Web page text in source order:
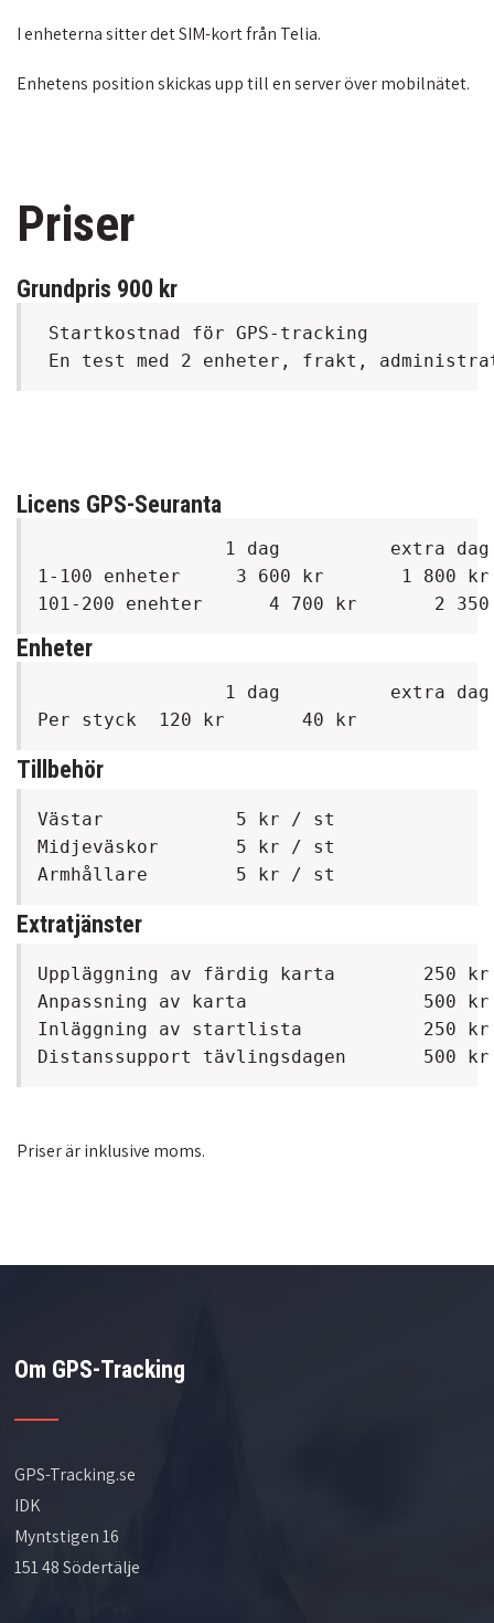
I enheterna sitter det SIM-kort från Telia.
Enhetens position skickas upp till en server över mobilnätet.
Priser
Grundpris 900 kr
Startkostnad för GPS-tracking
Licens GPS-Seuranta
1 dag
1-100 enheter     3 600 kr       1 800 kr
Enheter
                 1 dag          extra dag
Tillbehör
Västar            5 kr
Midjeväskor       5 kr
Extratjänster
Uppläggning av färdig karta
Anpassning av karta
Inläggning av startlista
Priser är inklusive moms.
Om GPS-Tracking
GPS-Tracking.se
IDK
Myntstigen 16
151 48 Södertälje